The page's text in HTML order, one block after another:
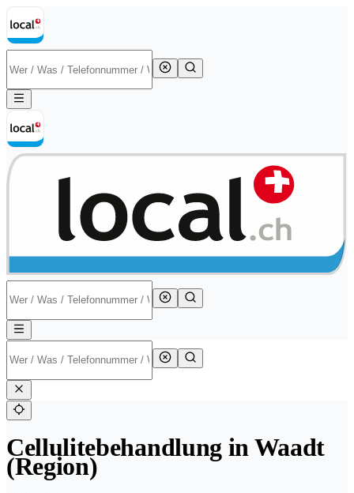
Cellulitebehandlung in Waadt
(Region)